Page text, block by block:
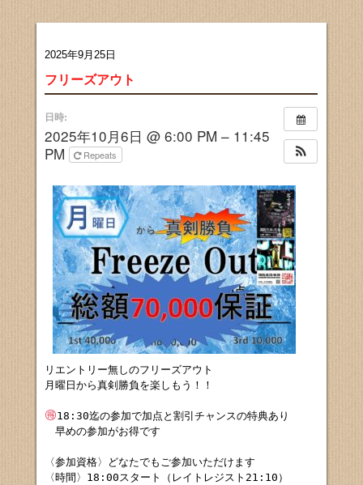
2025年9月25日
フリーズアウト
日時:
2025年10月6日 @ 6:00 PM – 11:45
PM
Repeats
リエントリー無しのフリーズアウト
月曜日から真剣勝負を楽しもう！！
18:30迄の参加で加点と割引チャンスの特典あり
早めの参加がお得です
〈参加資格〉どなたでもご参加いただけます
〈時間〉18:00スタート（レイトレジスト21:10）